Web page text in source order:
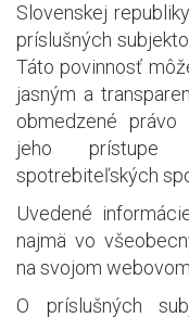
Slovenskej
príslušných
Táto povinnosť
jasným a
obmedzené
jeho prístupe
spotrebiteľských
Uvedené
najmä vo
na svojom
O príslušných